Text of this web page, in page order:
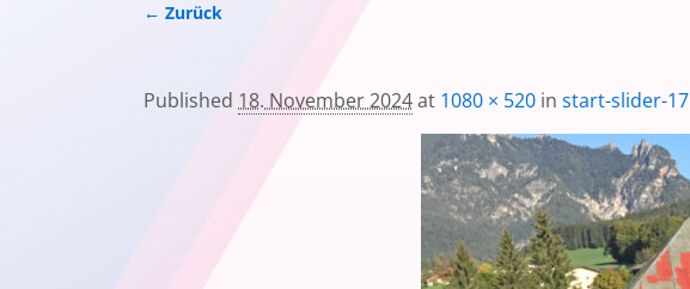
← Zurück
Published 18. November 2024at 1080 × 520 in start-slider-17